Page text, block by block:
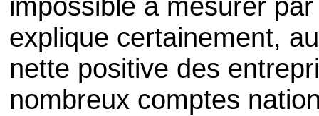
explique certainement,
nette positive des
nombreux comptes